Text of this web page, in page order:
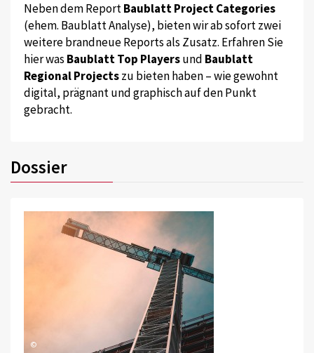
Neben dem ReportBaublatt Project Categories
(ehem. Baublatt Analyse), bieten wir ab sofort zwei
weitere brandneue Reports als Zusatz. Erfahren Sie
hier was Baublatt Top Playersund Baublatt
Regional Projectszu bieten haben – wie gewohnt
digital, prägnant und graphisch auf den Punkt
gebracht.
Dossier
©